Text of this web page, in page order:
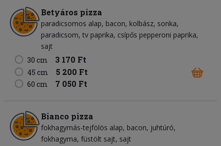
Betyáros pizza
paradicsomos alap bacon kolbász sonka
paradicsom tv paprika csípős pepperoni paprika
sajt
30 cm
3 170 Ft
45 cm 5 200 Ft
60 cm 7 050 Ft
Bianco pizza
fokhagymás-tejfölös alap bacon juhtúró
fokhagyma füstölt sajt sajt